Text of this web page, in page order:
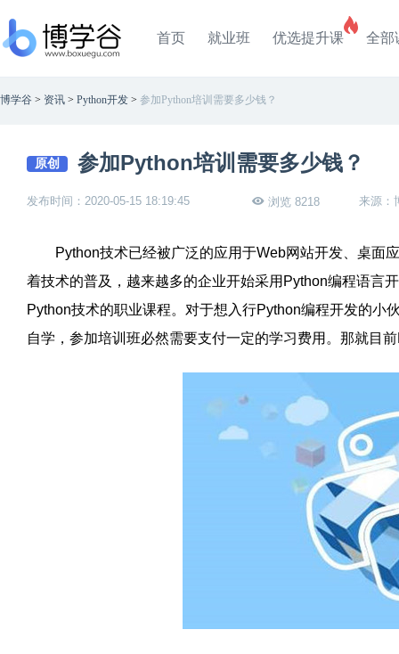
首页 就业班 优选提升课 全部
博学谷 > 资讯 > Python开发 > 参加Python培训需要多少钱？
原创 参加Python培训需要多少钱？
发布时间：2020-05-15 18:19:45 浏览 8218 来源：
Python技术已经被广泛的应用于Web网站开发、桌面
着技术的普及，越来越多的企业开始采用Python编程语言
Python技术的职业课程。对于想入行Python编程开发的小
自学，参加培训班必然需要支付一定的学习费用。那就目